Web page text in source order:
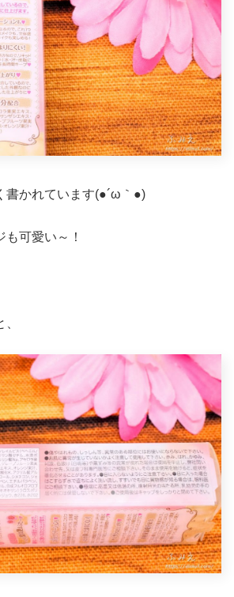
書かれています(●´ω｀●)
可愛い～！